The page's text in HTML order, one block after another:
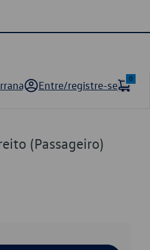
Entre/registre-se
0
(Passageiro)